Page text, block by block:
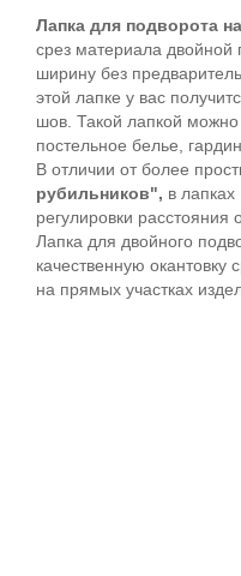
Лапка для подворота
срез материала двойной
ширину без
этой лапке у вас
шов. Такой лапкой
постельное белье,
В отличии от более
рубильников", в
регулировки расстояния
Лапка для двойного
качественную окантовку
на прямых участках